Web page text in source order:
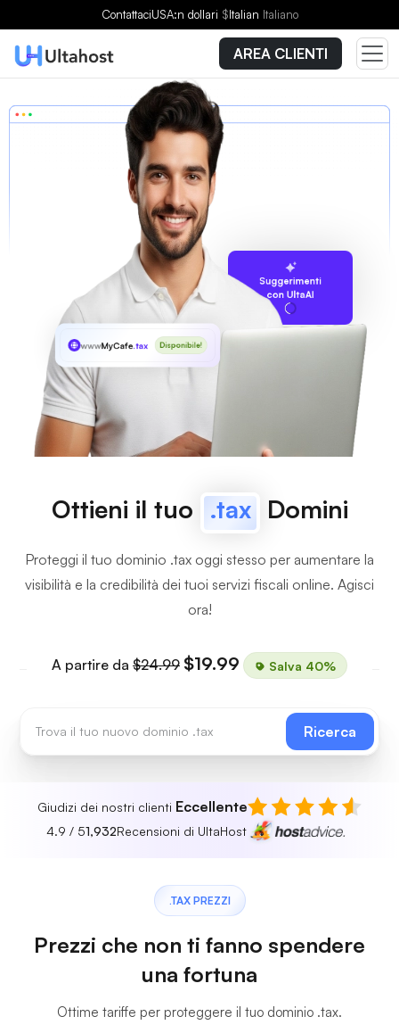
ContattaciUSA:n dollari $Italian Italiano
AREA CLIENTI
Suggerimenti
con UltaAI
wwwMyCafe.tax Disponibile!
Ottieni il tuo .tax Domini
Proteggi il tuo dominio .tax oggi stesso per aumentare la
visibilità e la credibilità dei tuoi servizi fiscali online. Agisci
ora!
A partire da $24.99 $19.99 Salva 40%
Ricerca
Giudizi dei nostri clienti Eccellente
4.9 / 51,932Recensioni di UltaHost
.TAX PREZZI
Prezzi che non ti fanno spendere
una fortuna
Ottime tariffe per proteggere il tuo dominio .tax.